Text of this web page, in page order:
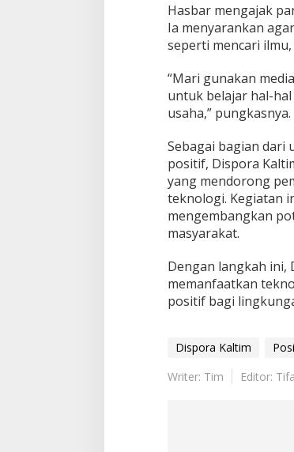
Hasbar mengajak
Ia menyarankan
seperti mencari
“Mari gunakan
untuk belajar hal-
usaha,” pungkasnya.
Sebagai bagian dari
positif, Dispora
yang mendorong
teknologi. Kegiatan
mengembangkan
masyarakat.
Dengan langkah ini,
memanfaatkan
positif bagi
Dispora Kaltim
Writer: Tim
Editor: Tifa